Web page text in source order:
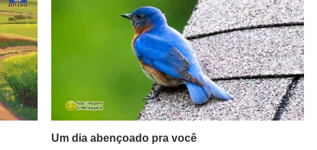
Um dia abençoado pra você